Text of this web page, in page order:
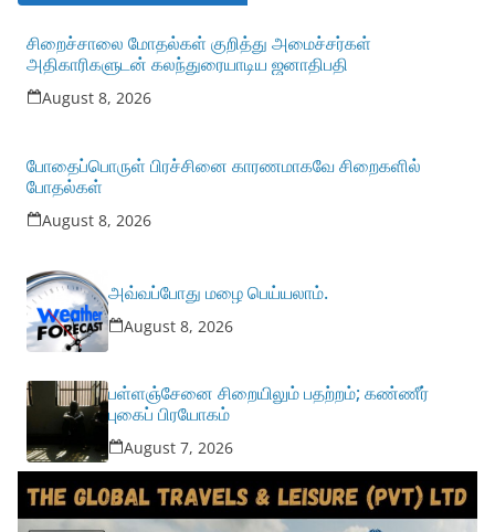
சிறைச்சாலை மோதல்கள் குறித்து அமைச்சர்கள்
அதிகாரிகளுடன் கலந்துரையாடிய ஜனாதிபதி
August 8, 2026
போதைப்பொருள் பிரச்சினை காரணமாகவே சிறைகளில்
போதல்கள்
August 8, 2026
அவ்வப்போது மழை பெய்யலாம்.
August 8, 2026
பள்ளஞ்சேனை சிறையிலும் பதற்றம்; கண்ணீர்
புகைப் பிரயோகம்
August 7, 2026